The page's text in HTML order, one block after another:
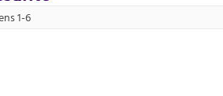
1-6